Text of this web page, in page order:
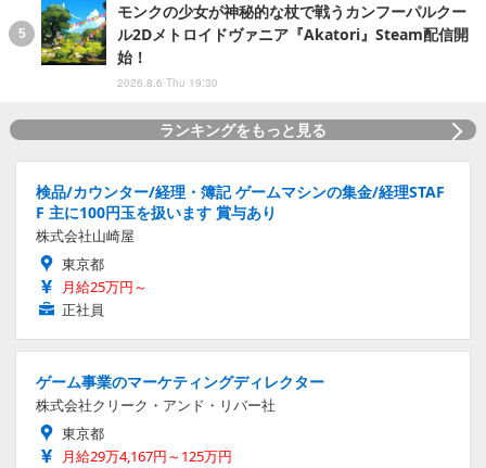
モンクの少女が神秘的な杖で戦うカンフーパルクー
ル2Dメトロイドヴァニア『Akatori』Steam配信開
始！
2026.8.6 Thu 19:30
ランキングをもっと見る
検品/カウンター/経理・簿記 ゲームマシンの集金/経理STAF
F 主に100円玉を扱います 賞与あり
株式会社山崎屋
東京都
月給25万円～
正社員
ゲーム事業のマーケティングディレクター
株式会社クリーク・アンド・リバー社
東京都
月給29万4,167円～125万円